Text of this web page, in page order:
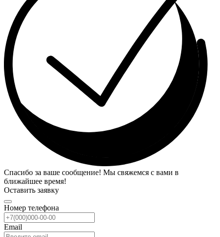
Спасибо за ваше сообщение! Мы свяжемся с вами в
ближайшее время!
Оставить заявку
Номер телефона
Email